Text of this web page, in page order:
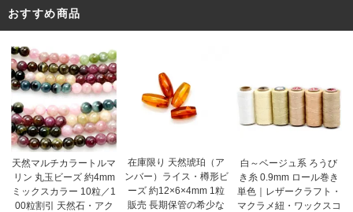
おすすめ商品
天然マルチカラートルマ
リン 丸玉ビーズ 約4mm
ミックスカラー 10粒／1
00粒割引 天然石・アク
在庫限り 天然琥珀（ア
ンバー）ライス・樽形ビ
ーズ 約12×6×4mm 1粒
販売 長期保管の希少な
白～ベージュ系 ろうび
き糸 0.9mm ロール巻き
単色｜レザークラフト・
マクラメ紐・ワックスコ